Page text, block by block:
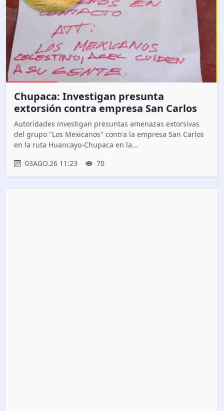
Chupaca: Investigan presunta
extorsión contra empresa San Carlos
Autoridades investigan presuntas amenazas extorsivas
del grupo "Los Mexicanos" contra la empresa San Carlos
en la ruta Huancayo-Chupaca en la...
03AGO.26 11:23
70